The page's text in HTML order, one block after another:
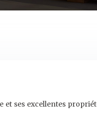
ses excellentes